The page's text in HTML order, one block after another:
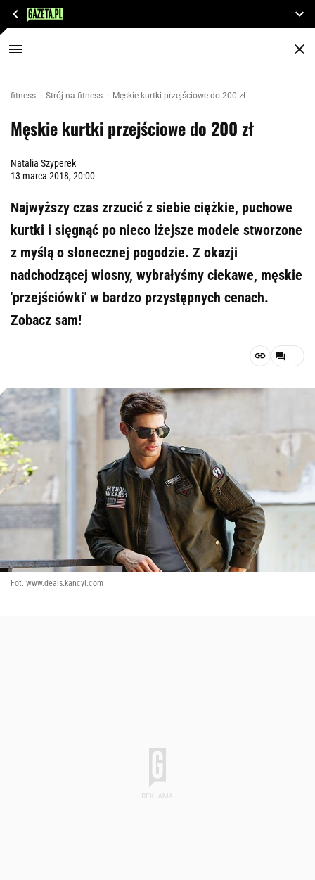
fitness Strój na fitness Męskie kurtki przejściowe do 200 zł
Męskie kurtki przejściowe do 200 zł
Natalia Szyperek
13 marca 2018, 20:00
Najwyższy czas zrzucić z siebie ciężkie, puchowe
kurtki i sięgnąć po nieco lżejsze modele stworzone
z myślą o słonecznej pogodzie. Z okazji
nadchodzącej wiosny, wybrałyśmy ciekawe, męskie
'przejściówki' w bardzo przystępnych cenach.
Zobacz sam!
Fot. www.deals.kancyl.com